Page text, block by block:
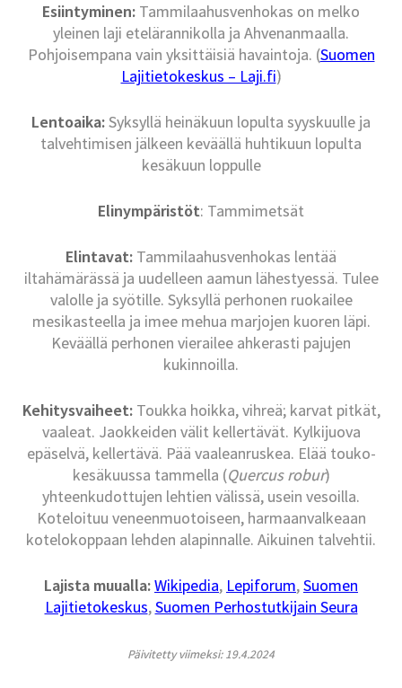
Esiintyminen: Tammilaahusvenhokas on melko
yleinen laji etelärannikolla ja Ahvenanmaalla.
Pohjoisempana vain yksittäisiä havaintoja. (Suomen
Lajitietokeskus – Laji.fi)
Lentoaika:Syksyllä heinäkuun lopulta syyskuulle ja
talvehtimisen jälkeen keväällä huhtikuun lopulta
kesäkuun loppulle
Elinympäristöt: Tammimetsät
Elintavat: Tammilaahusvenhokas lentää
iltahämärässä ja uudelleen aamun lähestyessä. Tulee
valolle ja syötille. Syksyllä perhonen ruokailee
mesikasteella ja imee mehua marjojen kuoren läpi.
Keväällä perhonen vierailee ahkerasti pajujen
kukinnoilla.
Kehitysvaiheet:Toukka hoikka, vihreä; karvat pitkät,
vaaleat. Jaokkeiden välit kellertävät. Kylkijuova
epäselvä, kellertävä. Pää vaaleanruskea. Elää touko-
kesäkuussa tammella (Quercus robur)
yhteenkudottujen lehtien välissä, usein vesoilla.
Koteloituu veneenmuotoiseen, harmaanvalkeaan
kotelokoppaan lehden alapinnalle. Aikuinen talvehtii.
Lajista muualla:Wikipedia, Lepiforum,Suomen
Lajitietokeskus,Suomen Perhostutkijain Seura
Päivitetty viimeksi: 19.4.2024